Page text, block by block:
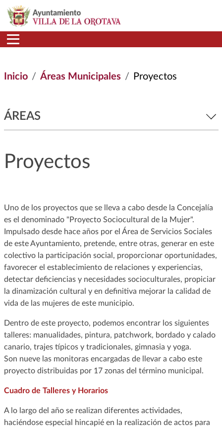
Pasar al contenido principal
Inicio Áreas Municipales Proyectos
ÁREAS
Proyectos
Uno de los proyectos que se lleva a cabo desde la Concejalía
es el denominado "Proyecto Sociocultural de la Mujer".
Impulsado desde hace años por el Área de Servicios Sociales
de este Ayuntamiento, pretende, entre otras, generar en este
colectivo la participación social, proporcionar oportunidades,
favorecer el establecimiento de relaciones y experiencias,
detectar deficiencias y necesidades socioculturales, propiciar
la dinamización cultural y en definitiva mejorar la calidad de
vida de las mujeres de este municipio.
Dentro de este proyecto, podemos encontrar los siguientes
talleres: manualidades, pintura, patchwork, bordado y calado
canario, trajes típicos y tradicionales, gimnasia y yoga.
Son nueve las monitoras encargadas de llevar a cabo este
proyecto distribuidas por 17 zonas del término municipal.
Cuadro de Talleres y Horarios
A lo largo del año se realizan diferentes actividades,
haciéndose especial hincapié en la realización de actos para